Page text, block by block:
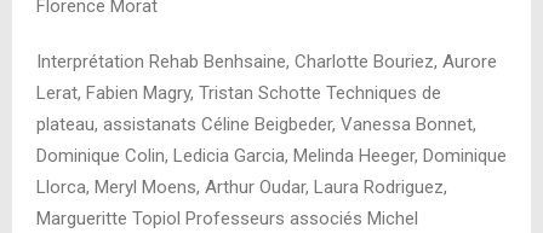
Florence Morat
Interprétation Rehab Benhsaine, Charlotte Bouriez, Aurore
Lerat, Fabien Magry, Tristan Schotte Techniques de
plateau, assistanats Céline Beigbeder, Vanessa Bonnet,
Dominique Colin, Ledicia Garcia, Melinda Heeger, Dominique
Llorca, Meryl Moens, Arthur Oudar, Laura Rodriguez,
Margueritte Topiol Professeurs associés Michel